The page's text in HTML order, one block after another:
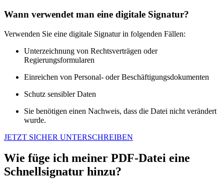
Wann verwendet man eine digitale Signatur?
Verwenden Sie eine digitale Signatur in folgenden Fällen:
Unterzeichnung von Rechtsverträgen oder
Regierungsformularen
Einreichen von Personal- oder Beschäftigungsdokumenten
Schutz sensibler Daten
Sie benötigen einen Nachweis, dass die Datei nicht verändert
wurde.
JETZT SICHER UNTERSCHREIBEN
Wie füge ich meiner PDF-Datei eine
Schnellsignatur hinzu?